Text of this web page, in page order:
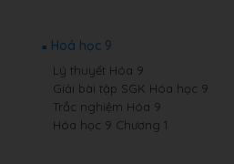
Hoá học 9
Lý thuyết Hóa 9
Giải bài tập SGK Hóa học 9
Trắc nghiệm Hóa 9
Hóa học 9 Chương 1